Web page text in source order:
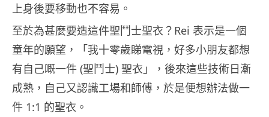
上身後要移動也不容易。
至於為甚麼要造這件聖鬥士聖衣？Rei 表示是一個
童年的願望，「我十零歲睇電視，好多小朋友都想
有自己嘅一件 (聖鬥士) 聖衣」，後來這些技術日漸
成熟，自己又認識工場和師傅，於是便想辦法做一
件 1:1 的聖衣。